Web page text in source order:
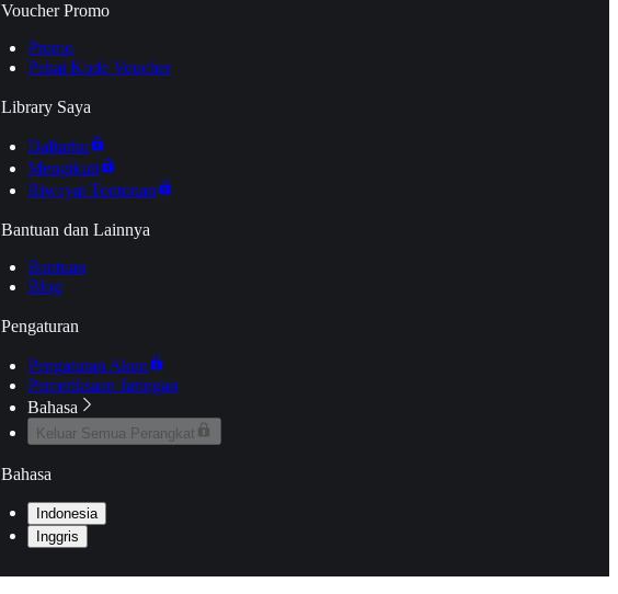
Voucher Promo
Promo
Pakai Kode Voucher
Library Saya
Daftarku
Mengikuti
Riwayat Tontonan
Bantuan dan Lainnya
Bantuan
Blog
Pengaturan
Pengaturan Akun
Pemeriksaan Jaringan
Bahasa
Keluar Semua Perangkat
Bahasa
Indonesia
Inggris